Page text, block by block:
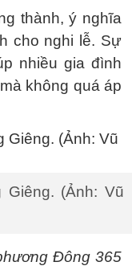
thành, ý nghĩa
cho nghi lễ. Sự
nhiều gia đình
không quá áp
(Ảnh: Vũ
Đông 365